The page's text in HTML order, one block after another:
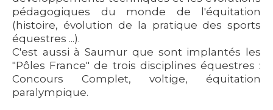
pédagogiques du monde de l'équitation
(histoire, évolution de la pratique des sports
équestres ...).
C'est aussi à Saumur que sont implantés les
"Pôles France" de trois disciplines équestres :
Concours Complet, voltige, équitation
paralympique.